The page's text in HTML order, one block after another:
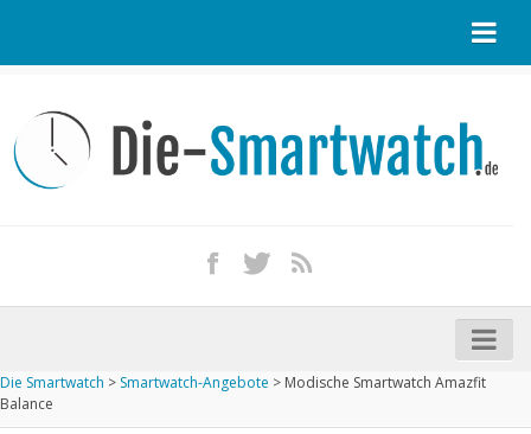
Kontakt / Tipp geben
Impressum
iPhone kaufen
Startseite
Die Smartwatch > Smartwatch-Angebote > Modische Smartwatch Amazfit
Balance